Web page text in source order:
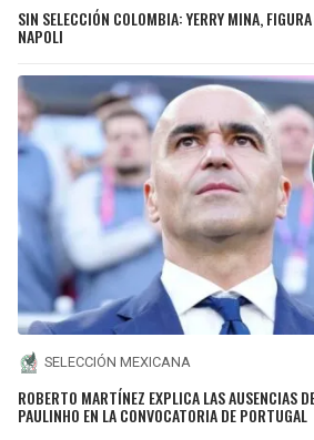
SIN SELECCIÓN COLOMBIA: YERRY MINA,
NAPOLI
SELECCIÓN MEXICANA
ROBERTO MARTÍNEZ EXPLICA LAS AUSENCIAS
PAULINHO EN LA CONVOCATORIA DE PORTUGAL